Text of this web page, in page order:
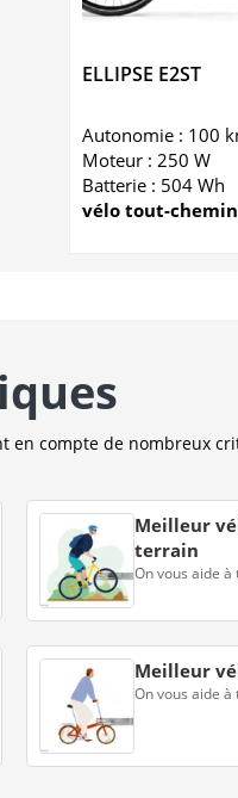
ELLIPSE E2ST
Autonomie : 100
Moteur : 250 W
Batterie : 504 Wh
vélo tout-chemin
en compte de nombreux
Meilleur
terrain
On vous aide
Meilleur
On vous aide